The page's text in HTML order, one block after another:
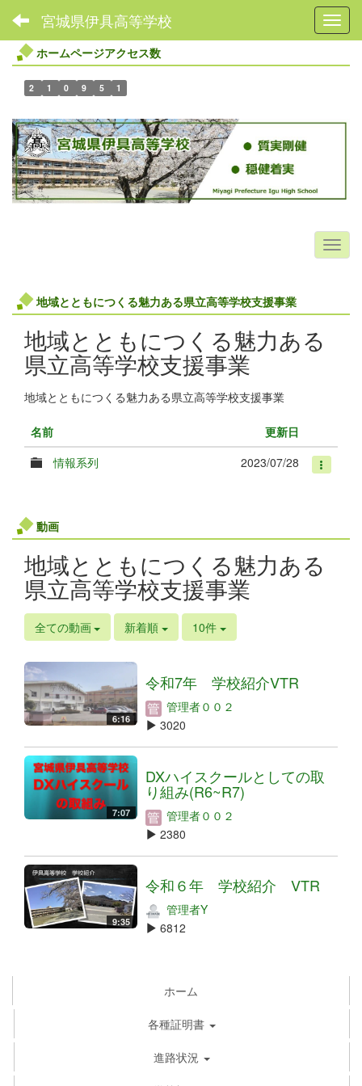
宮城県伊具高等学校
ホームページアクセス数
2 1 0 9 5 1
地域とともにつくる魅力ある県立高等学校支援事業
地域とともにつくる魅力ある
県立高等学校支援事業
地域とともにつくる魅力ある県立高等学校支援事業
名前
更新日
情報系列
2023/07/28
動画
地域とともにつくる魅力ある
県立高等学校支援事業
全ての動画 新着順 10件
6:16
令和7年 学校紹介VTR
管理者００２
3020
7:07
DXハイスクールとしての取
り組み(R6~R7)
管理者００２
2380
9:35
令和６年 学校紹介 VTR
管理者Y
6812
ホーム
各種証明書
進路状況